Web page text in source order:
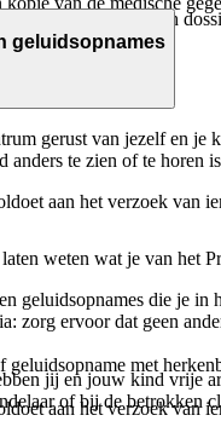
Centrum medisch
geluidsopnames
gerust van jezelf en je
anders te zien of te
aan het verzoek
weten wat je van het
en geluidsopnames die je
zorg ervoor dat geen
met
aan het verzoek
jij en jouw kind vrije
of bij de